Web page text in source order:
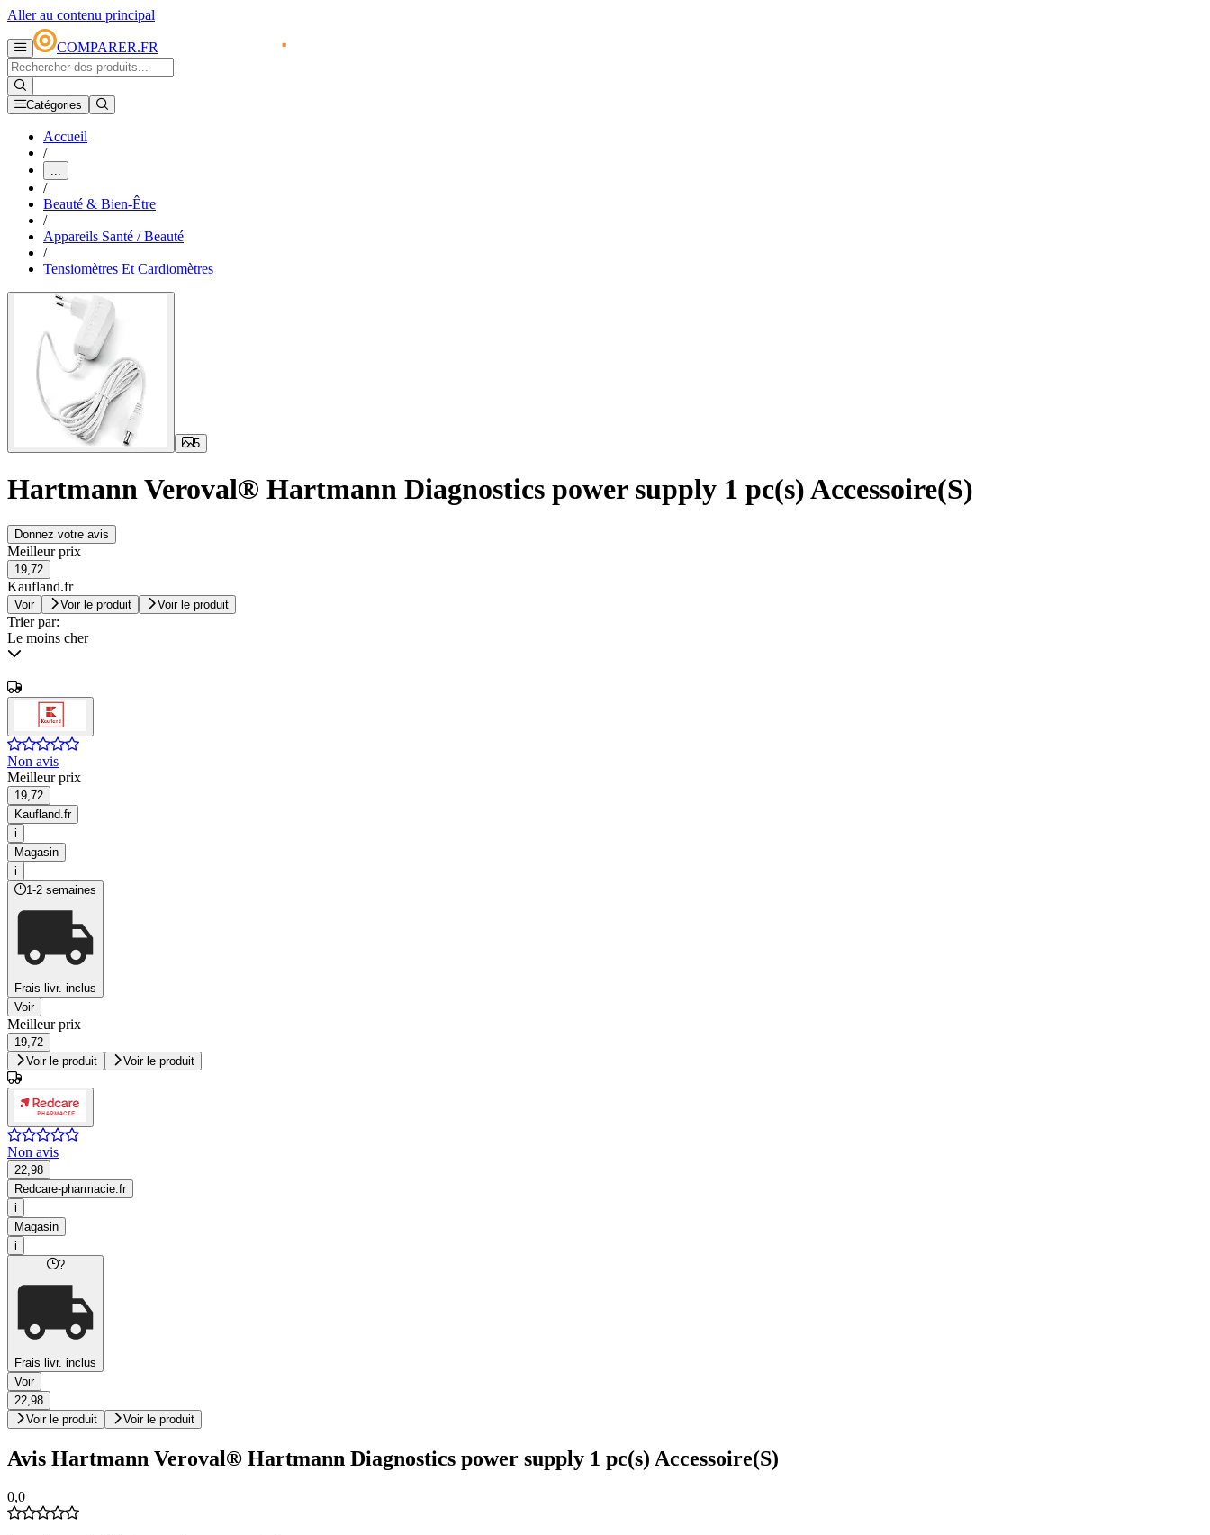
Aller au contenu principal
COMPARER.FR
Catégories
Accueil
/
...
/
Beauté & Bien-Être
/
Appareils Santé / Beauté
/
Tensiomètres Et Cardiomètres
5
Hartmann Veroval® Hartmann Diagnostics power supply 1 pc(s) Accessoire(S)
Donnez votre avis
Meilleur prix
19,72
Kaufland.fr
Voir Voir le produit Voir le produit
Trier par:
Le moins cher
Non avis
Meilleur prix
19,72
Kaufland.fr
i
Magasin
i
1-2 semaines
Frais livr. inclus
Voir
Meilleur prix
19,72
Voir le produit
Voir le produit
Non avis
22,98
Redcare-pharmacie.fr
i
Magasin
i
?
Frais livr. inclus
Voir
22,98
Voir le produit
Voir le produit
Avis Hartmann Veroval® Hartmann Diagnostics power supply 1 pc(s) Accessoire(S)
0,0